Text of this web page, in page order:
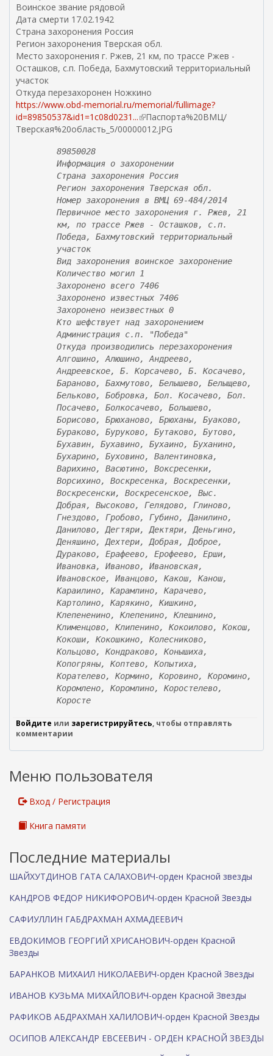
л
к
а
Воинское звание рядовой
Дата смерти 17.02.1942
Страна захоронения Россия
Регион захоронения Тверская обл.
Место захоронения г. Ржев, 21 км, по трассе Ржев -
Осташков, с.п. Победа, Бахмутовский территориальный
участок
Откуда перезахоронен Ножкино
https://www.obd-memorial.ru/memorial/fullimage?
id=89850537&id1=1c08d0231...(
в
ш
н
я
я
с
с
ы
к
а
)
Паспорта%20ВМЦ/
Тверская%20область_5/00000012.JPG
89850028
Информация о захоронении
Страна захоронения Россия ￼
Регион захоронения Тверская обл.
Номер захоронения в ВМЦ 69-484/2014
Первичное место захоронения г. Ржев, 21
км, по трассе Ржев - Осташков, с.п.
Победа, Бахмутовский территориальный
участок
Вид захоронения воинское захоронение
Количество могил 1
Захоронено всего 7406
Захоронено известных 7406
Захоронено неизвестных 0
Кто шефствует над захоронением
Администрация с.п. "Победа"
Откуда производились перезахоронения
Алгошино, Алюшино, Андреево,
Андреевское, Б. Корсачево, Б. Косачево,
Бараново, Бахмутово, Белышево, Белыщево,
Бельково, Бобровка, Бол. Косачево, Бол.
Посачево, Болкосачево, Болышево,
Борисово, Брюханово, Брюханы, Буаково,
Бураково, Буруково, Бутаково, Бутово,
Бухавин, Бухавино, Бухаино, Буханино,
Бухарино, Буховино, Валентиновка,
Варихино, Васютино, Воксресенки,
Ворсихино, Воскресенка, Воскресенки,
Воскресенски, Воскресенское, Выс.
Добрая, Высоково, Гелядово, Глиново,
Гнездово, Гробово, Губино, Данилино,
Данилово, Дегтяри, Дектяри, Деньгино,
Деняшино, Дехтери, Добрая, Доброе,
Дураково, Ерафеево, Ерофеево, Ерши,
Ивановка, Иваново, Ивановская,
Ивановское, Иванцово, Какош, Канош,
Караилино, Карамлино, Карачево,
Картолино, Карякино, Кишкино,
Клепененино, Клепенино, Клешнино,
Клименцово, Клипенино, Кокоилово, Кокош,
Кокоши, Кокошкино, Колесниково,
Кольцово, Кондраково, Конышиха,
Копогряны, Коптево, Копытиха,
Корателево, Кормино, Коровино, Коромино,
Коромлено, Коромлино, Коростелево,
Коросте
Войдите или зарегистрируйтесь, чтобы отправлять
комментарии
Меню пользователя
Вход / Регистрация
Книга памяти
Последние материалы
ШАЙХУТДИНОВ ГАТА САЛАХОВИЧ-орден Красной звезды
КАНДРОВ ФЕДОР НИКИФОРОВИЧ-орден Красной Звезды
САФИУЛЛИН ГАБДРАХМАН АХМАДЕЕВИЧ
ЕВДОКИМОВ ГЕОРГИЙ ХРИСАНОВИЧ-орден Красной
Звезды
БАРАНКОВ МИХАИЛ НИКОЛАЕВИЧ-орден Красной Звезды
ИВАНОВ КУЗЬМА МИХАЙЛОВИЧ-орден Красной Звезды
РАФИКОВ АБДРАХМАН ХАЛИЛОВИЧ-орден Красной Звезды
ОСИПОВ АЛЕКСАНДР ЕВСЕЕВИЧ - ОРДЕН КРАСНОЙ ЗВЕЗДЫ